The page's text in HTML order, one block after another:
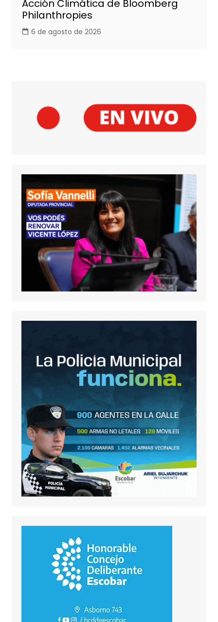
Acción Climática de Bloomberg
Philanthropies
6 de agosto de 2026